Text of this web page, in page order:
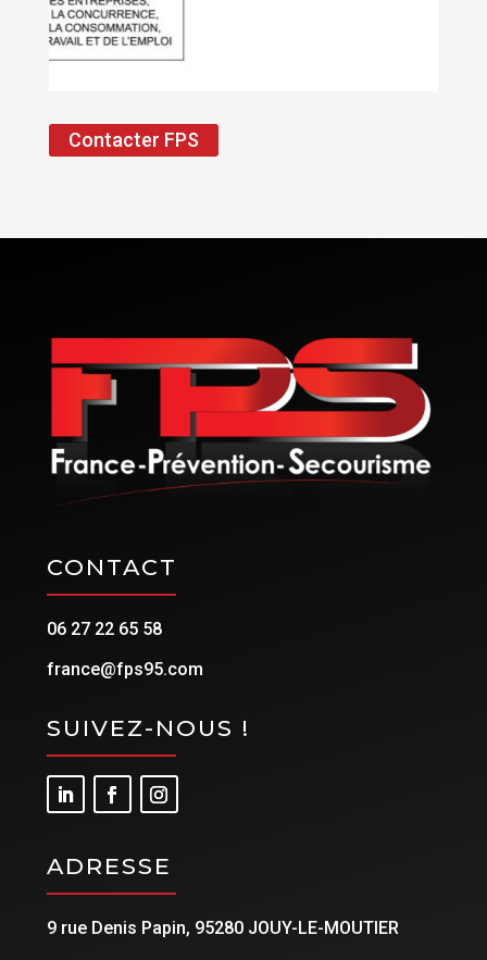
Contacter FPS
CONTACT
06 27 22 65 58
france@fps95.com
SUIVEZ-NOUS !
ADRESSE
9 rue Denis Papin, 95280 JOUY-LE-MOUTIER